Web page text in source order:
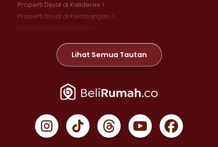
Properti Dijual di Kalideres >
Properti Dijual di Kembangan >
Properti Dijual di Meruya >
Properti Dijual di Jelambar >
Properti Dijual di Jakarta Pusat >
Properti Dijual di Gambir >
Properti Dijual di Johar Baru >
Lihat Semua Tautan